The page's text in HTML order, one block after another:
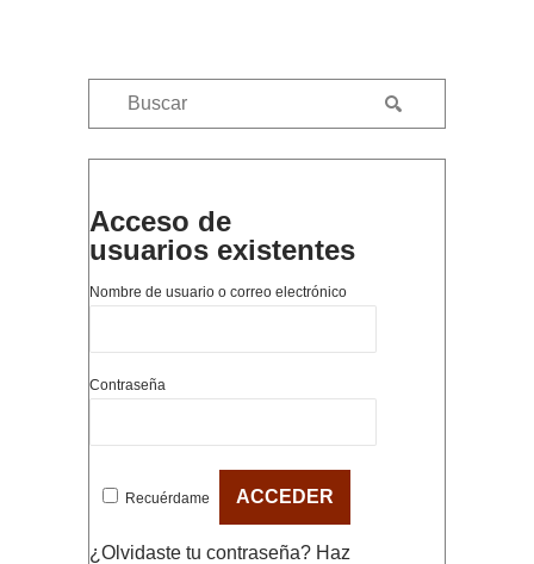
Acceso de
usuarios existentes
Nombre de usuario o correo electrónico
Contraseña
Recuérdame
¿Olvidaste tu contraseña? Haz